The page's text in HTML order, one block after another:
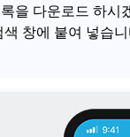
을 다운로드 하시
창에 붙여 넣습